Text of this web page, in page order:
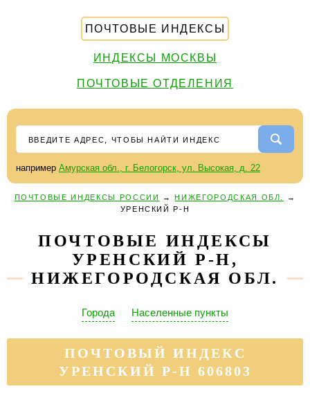
ПОЧТОВЫЕ ИНДЕКСЫ
ИНДЕКСЫ МОСКВЫ
ПОЧТОВЫЕ ОТДЕЛЕНИЯ
например Амурская обл., г. Белогорск, ул. Высокая, д. 22
ПОЧТОВЫЕ ИНДЕКСЫ РОССИИ →НИЖЕГОРОДСКАЯ ОБЛ.
→
УРЕНСКИЙ Р-Н
ПОЧТОВЫЕ ИНДЕКСЫ
УРЕНСКИЙ Р-Н,
НИЖЕГОРОДСКАЯ ОБЛ.
Города Населенные пункты
ПОЧТОВЫЙ ИНДЕКС
УРЕНСКИЙ Р-Н 606803